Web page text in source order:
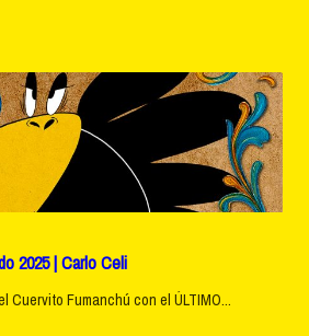
2025 | Carlo Celi
Cuervito Fumanchú con el ÚLTIMO...